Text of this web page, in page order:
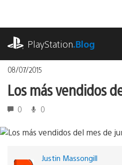
contenido
PlayStation.Blog
08/07/2015
Los más vendidos
0 0
Justin Massongill